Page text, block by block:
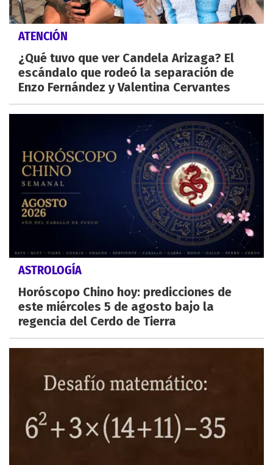
ATENCIÓN
¿Qué tuvo que ver Candela Arizaga? El
escándalo que rodeó la separación de
Enzo Fernández y Valentina Cervantes
ASTROLOGÍA
Horóscopo Chino hoy: predicciones de
este miércoles 5 de agosto bajo la
regencia del Cerdo de Tierra